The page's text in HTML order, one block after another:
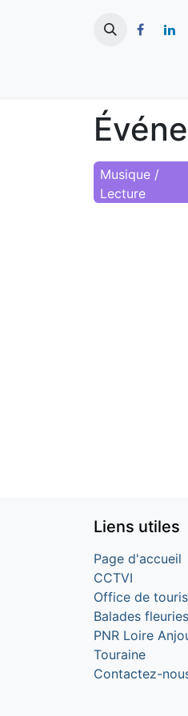
Musique /
Lecture
Liens utiles
Page d'accueil
CCTVI
Office de
Balades fleuries
PNR Loire
Touraine
Contactez-